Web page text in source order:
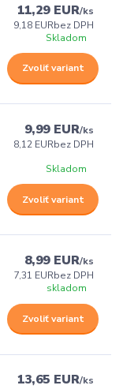
11,29 EUR/ks
9,18 EURbez DPH
Skladom
Zvoliť variant
9,99 EUR/ks
8,12 EURbez DPH
Skladom
Zvoliť variant
8,99 EUR/ks
7,31 EURbez DPH
skladom
Zvoliť variant
13,65 EUR/ks